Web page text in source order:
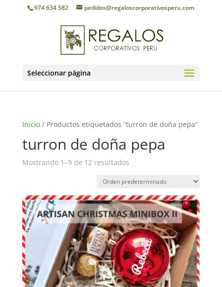
974 634 582 pedidos@regaloscorporativosperu.com
Seleccionar página
Inicio/ Productos etiquetados “turron de doña pepa”
turron de doña pepa
Mostrando 1–9 de 12 resultados